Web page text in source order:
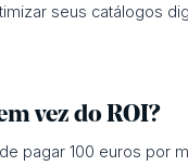
seus catálogos
vez do ROI?
pagar 100 euros por